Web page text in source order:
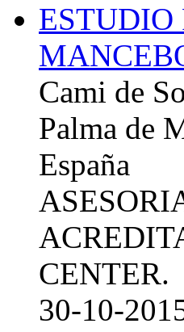
Cami de
Palma de
España
CENTER.
30-10-